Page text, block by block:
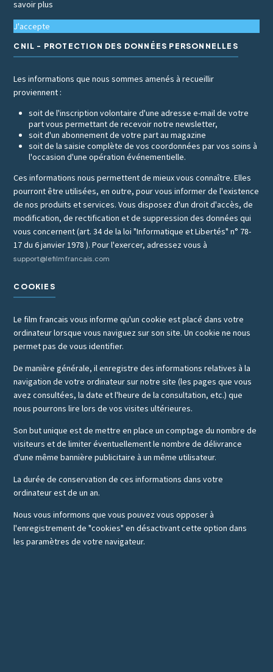
savoir plus
J'accepte
CNIL - PROTECTION DES DONNÉES PERSONNELLES
Les informations que nous sommes amenés à recueillir
proviennent :
soit de l'inscription volontaire d'une adresse e-mail de votre
part vous permettant de recevoir notre newsletter,
soit d'un abonnement de votre part au magazine
soit de la saisie complète de vos coordonnées par vos soins à
l'occasion d'une opération événementielle.
Ces informations nous permettent de mieux vous connaître. Elles
pourront être utilisées, en outre, pour vous informer de l'existence
de nos produits et services. Vous disposez d'un droit d'accès, de
modification, de rectification et de suppression des données qui
vous concernent (art. 34 de la loi "Informatique et Libertés" n° 78-
17 du 6 janvier 1978 ). Pour l'exercer, adressez vous à
support@lefilmfrancais.com
COOKIES
Le film francais vous informe qu'un cookie est placé dans votre
ordinateur lorsque vous naviguez sur son site. Un cookie ne nous
permet pas de vous identifier.
De manière générale, il enregistre des informations relatives à la
navigation de votre ordinateur sur notre site (les pages que vous
avez consultées, la date et l'heure de la consultation, etc.) que
nous pourrons lire lors de vos visites ultérieures.
Son but unique est de mettre en place un comptage du nombre de
visiteurs et de limiter éventuellement le nombre de délivrance
d'une même bannière publicitaire à un même utilisateur.
La durée de conservation de ces informations dans votre
ordinateur est de un an.
Nous vous informons que vous pouvez vous opposer à
l'enregistrement de "cookies" en désactivant cette option dans
les paramètres de votre navigateur.